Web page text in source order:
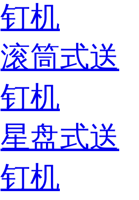
钉机
滚筒式送
钉机
星盘式送
钉机